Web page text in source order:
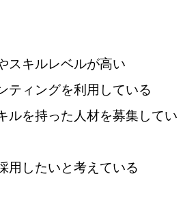
スキルレベルが高い
ティングを利用している
ルを持った人材を募集してい
用したいと考えている